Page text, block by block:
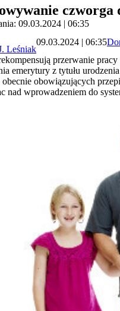
czworga
09.03.2024 | 06:35
Leśniak
09.03.2024 | 06:35
przerwanie
emerytury z tytułu
obowiązujących
nad wprowadzeniem do